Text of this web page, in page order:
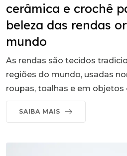
cerâmica e crochê
beleza das rendas
mundo
As rendas são tecidos
regiões do mundo, usadas
roupas, toalhas e em objetos
SAIBA MAIS